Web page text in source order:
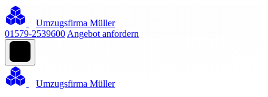
Umzugsfirma Müller
01579-2539600 Angebot anfordern
Umzugsfirma Müller